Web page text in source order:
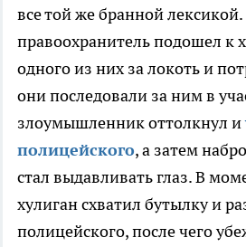
все той же бранной лексикой.
правоохранитель подошел к
одного из них за локоть и
они последовали за ним в
злоумышленник оттолкнул и
полицейского, а затем
стал выдавливать глаз. В
хулиган схватил бутылку и
полицейского, после чего